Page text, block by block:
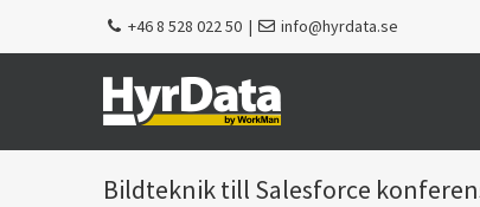
+46 8 528 022 50 | info@hyrdata.se
Bildteknik till Salesforce